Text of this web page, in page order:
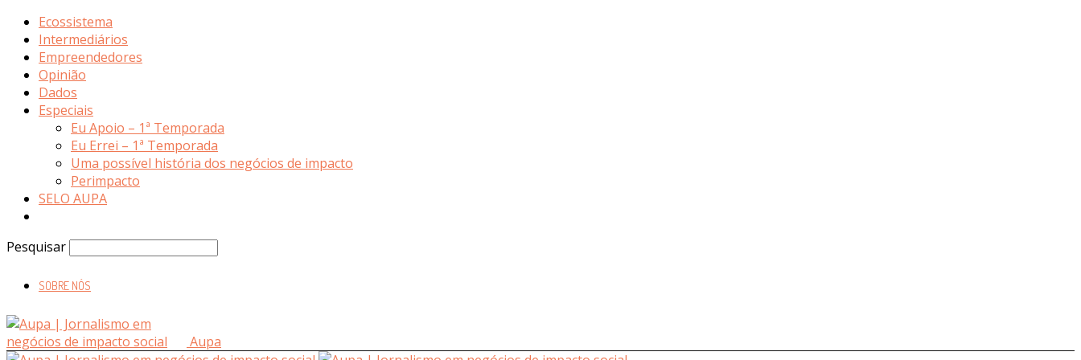
Ecossistema
Intermediários
Empreendedores
Opinião
Dados
Especiais
Eu Apoio – 1ª Temporada
Eu Errei – 1ª Temporada
Uma possível história dos negócios de impacto
Perimpacto
SELO AUPA
Pesquisar
SOBRE NÓS
Aupa